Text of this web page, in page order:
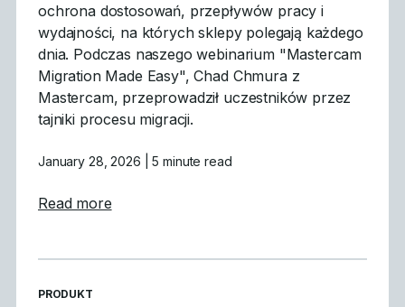
ochrona dostosowań, przepływów pracy i
wydajności, na których sklepy polegają każdego
dnia. Podczas naszego webinarium "Mastercam
Migration Made Easy", Chad Chmura z
Mastercam, przeprowadził uczestników przez
tajniki procesu migracji.
January 28, 2026 | 5 minute read
Read moreabout Czego się nauczyliśmy:
READ MORE ARTICLES ABOUT
PRODUKT